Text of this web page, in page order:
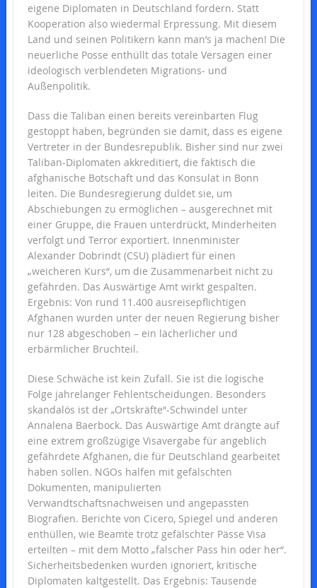
eigene Diplomaten in Deutschland fordern. Statt
Kooperation also wiedermal Erpressung. Mit diesem
Land und seinen Politikern kann man’s ja machen! Die
neuerliche Posse enthüllt das totale Versagen einer
ideologisch verblendeten Migrations- und
Außenpolitik.
Dass die Taliban einen bereits vereinbarten Flug
gestoppt haben, begründen sie damit, dass es eigene
Vertreter in der Bundesrepublik. Bisher sind nur zwei
Taliban-Diplomaten akkreditiert, die faktisch die
afghanische Botschaft und das Konsulat in Bonn
leiten. Die Bundesregierung duldet sie, um
Abschiebungen zu ermöglichen – ausgerechnet mit
einer Gruppe, die Frauen unterdrückt, Minderheiten
verfolgt und Terror exportiert. Innenminister
Alexander Dobrindt (CSU) plädiert für einen
„weicheren Kurs“, um die Zusammenarbeit nicht zu
gefährden. Das Auswärtige Amt wirkt gespalten.
Ergebnis: Von rund 11.400 ausreisepflichtigen
Afghanen wurden unter der neuen Regierung bisher
nur 128 abgeschoben – ein lächerlicher und
erbärmlicher Bruchteil.
Diese Schwäche ist kein Zufall. Sie ist die logische
Folge jahrelanger Fehlentscheidungen. Besonders
skandalös ist der „Ortskräfte“-Schwindel unter
Annalena Baerbock. Das Auswärtige Amt drängte auf
eine extrem großzügige Visavergabe für angeblich
gefährdete Afghanen, die für Deutschland gearbeitet
haben sollen. NGOs halfen mit gefälschten
Dokumenten, manipulierten
Verwandtschaftsnachweisen und angepassten
Biografien. Berichte von Cicero, Spiegel und anderen
enthüllen, wie Beamte trotz gefälschter Pässe Visa
erteilten – mit dem Motto „falscher Pass hin oder her“.
Sicherheitsbedenken wurden ignoriert, kritische
Diplomaten kaltgestellt. Das Ergebnis: Tausende